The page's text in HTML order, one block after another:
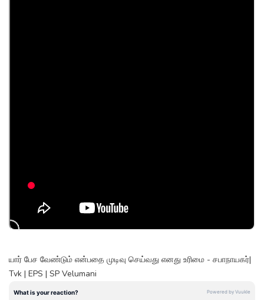
யார் பேச வேண்டும் என்பதை முடிவு செய்வது எனது உரிமை - சபாநாயகர்|
Tvk | EPS | SP Velumani